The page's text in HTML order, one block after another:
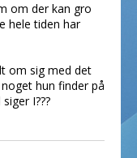
om der kan gro
hele tiden har
om sig med det
hun finder på
I???